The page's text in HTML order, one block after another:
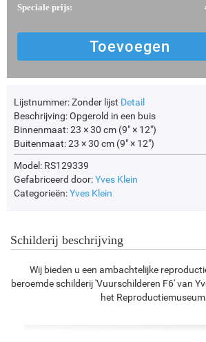
Speciale prijs:
Lijstnummer:Zonder lijst Detail
Beschrijving:Opgerold in een buis
Binnenmaat:23 × 30 cm (9" × 12")
Buitenmaat:23 × 30 cm (9" × 12")
Model: RS129339
Gefabriceerd door:Yves Klein
Categorieën:Yves Klein
Schilderij beschrijving
Wij bieden u een ambachtelijke
beroemde schilderij 'Vuurschilderen F6' van
het